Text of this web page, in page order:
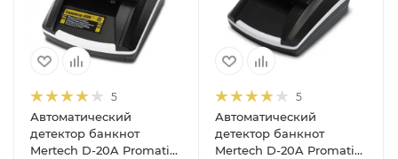
5
Автоматический
детектор банкнот
Mertech D-20A Promatic
5
Автоматический
детектор банкнот
Mertech D-20A Promatic